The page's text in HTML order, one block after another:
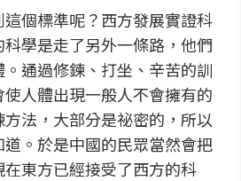
個標準呢？西方發展實證科
學是走了另外一條路，他們
通過修鍊、打坐、辛苦的訓
人體出現一般人不會擁有的
法，大部分是祕密的，所以
。於是中國的民眾當然會把
東方已經接受了西方的科